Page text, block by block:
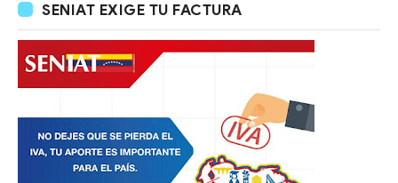
SENIAT EXIGE TU FACTURA